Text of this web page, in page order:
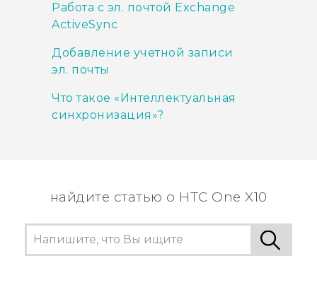
Работа с эл. почтой Exchange
ActiveSync
Добавление учетной записи
эл. почты
Что такое «Интеллектуальная
синхронизация»?
найдите статью о HTC One X10